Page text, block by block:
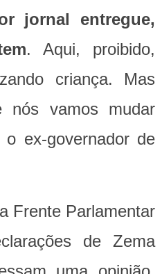
jornal entregue,
. Aqui, proibido,
criança. Mas
nós vamos mudar
ex-governador de
Frente Parlamentar
de Zema